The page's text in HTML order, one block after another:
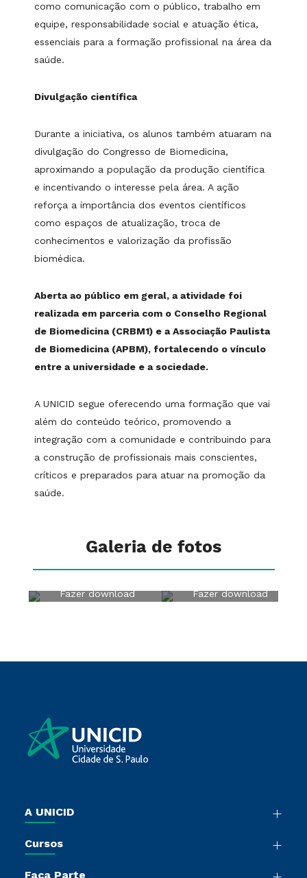
como comunicação com o público, trabalho em
equipe, responsabilidade social e atuação ética,
essenciais para a formação profissional na área da
saúde.
Divulgação científica
Durante a iniciativa, os alunos também atuaram na
divulgação do Congresso de Biomedicina,
aproximando a população da produção científica
e incentivando o interesse pela área. A ação
reforça a importância dos eventos científicos
como espaços de atualização, troca de
conhecimentos e valorização da profissão
biomédica.
Aberta ao público em geral, a atividade foi
realizada em parceria com o Conselho Regional
de Biomedicina (CRBM1) e a Associação Paulista
de Biomedicina (APBM), fortalecendo o vínculo
entre a universidade e a sociedade.
A UNICID segue oferecendo uma formação que vai
além do conteúdo teórico, promovendo a
integração com a comunidade e contribuindo para
a construção de profissionais mais conscientes,
críticos e preparados para atuar na promoção da
saúde.
Galeria de fotos
Fazer download Fazer download
A UNICID
Sala de Imprensa
Cursos
Faça Parte